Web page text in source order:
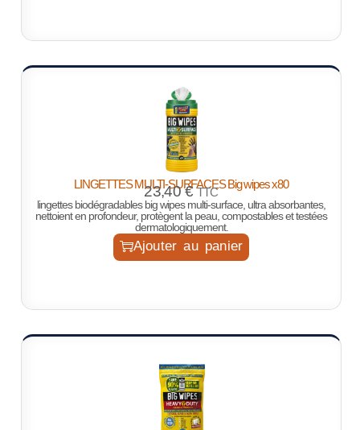
LINGETTES MULTI-SURFACES Big wipes x80
23,40€ TTC
lingettes biodégradables big wipes multi-surface, ultra absorbantes,
nettoient en profondeur, protègent la peau, compostables et testées
dermatologiquement.
Ajouter au panier